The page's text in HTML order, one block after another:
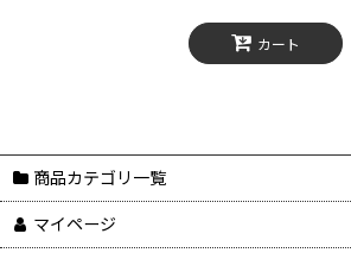
カート
商品カテゴリ一覧
マイページ